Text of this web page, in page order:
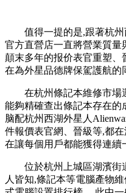
值得一提的是,跟著杭州西
官方直營店一直將營業質量
顛末多年的报价表官重塑
在為外星品德牌保駕護航的
在杭州條記本維修市場運
能夠精確查出條記本存在的成
脑配杭州西湖外星人
件報價表官網  、晉級等,
在讓每個用戶都能獲得連續一
位於杭州上城區湖濱街道
人皆知,條記本等電腦產物